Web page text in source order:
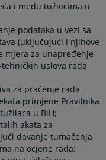
i među tužiocima u
podataka u vezi sa
(uključujući i njihove
mjera za unapređenje
uslova rada
za praćenje rada
primjene Pravilnika
u BiH;
akata za
davanje tumačenja
na ocjene rada;